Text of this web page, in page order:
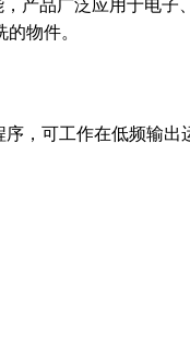
产品广泛应用于电
物件。
，可工作在低频输